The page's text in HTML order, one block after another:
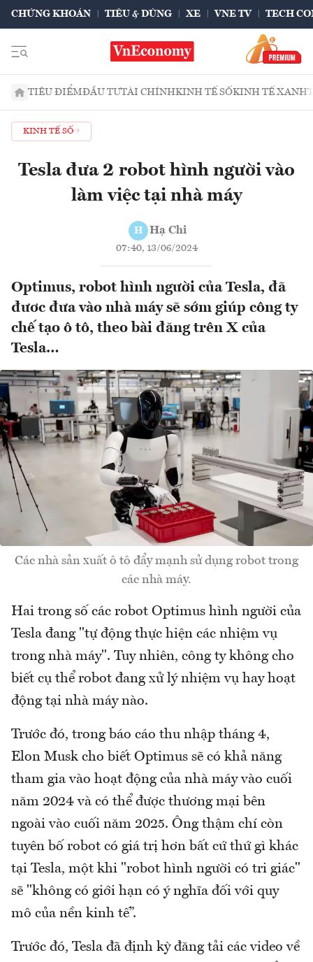
CHỨNG KHOÁN TIÊU & DÙNG XE VNE TV TECH
TIÊU ĐIỂMĐẦU TƯTÀI CHÍNHKINH TẾ SỐKINH TẾ XANH
KINH TẾ SỐ
Tesla đưa 2 robot hình người vào
làm việc tại nhà máy
H Hạ Chi
07:40, 13/06/2024
Optimus, robot hình người của Tesla, đã
đươc đưa vào nhà máy sẽ sớm giúp công ty
chế tạo ô tô, theo bài đăng trên X của
Tesla…
Các nhà sản xuất ô tô đẩy mạnh sử dụng robot trong
các nhà máy.
Hai trong số các robot Optimus hình người của
Tesla đang "tự động thực hiện các nhiệm vụ
trong nhà máy". Tuy nhiên, công ty không cho
biết cụ thể robot đang xử lý nhiệm vụ hay hoạt
động tại nhà máy nào.
Trước đó, trong báo cáo thu nhập tháng 4,
Elon Musk cho biết Optimus sẽ có khả năng
tham gia vào hoạt động của nhà máy vào cuối
năm 2024 và có thể được thương mại bên
ngoài vào cuối năm 2025. Ông thậm chí còn
tuyên bố robot có giá trị hơn bất cứ thứ gì khác
tại Tesla, một khi "robot hình người có tri giác"
sẽ "không có giới hạn có ý nghĩa đối với quy
mô của nền kinh tế”.
Trước đó, Tesla đã định kỳ đăng tải các video về